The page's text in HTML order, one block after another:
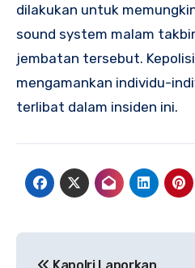
dilakukan untuk
sound system malam
jembatan tersebut.
mengamankan individu-
terlibat dalam insiden ini.